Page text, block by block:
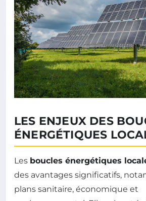
LES ENJEUX DES
ÉNERGÉTIQUES
Les boucles énergétiques
des avantages significatifs,
plans sanitaire, économique et